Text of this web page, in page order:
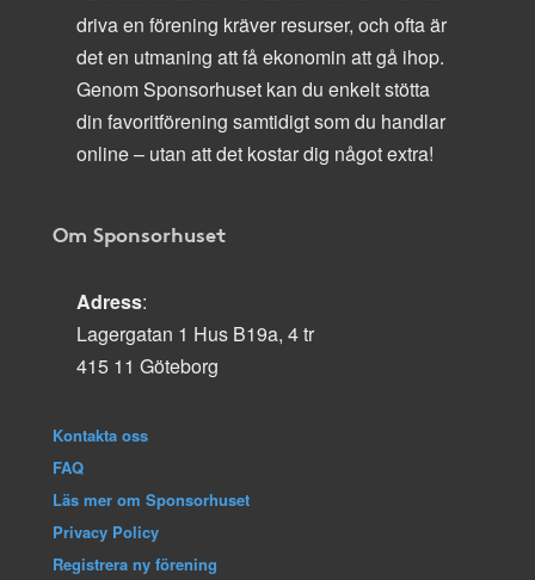
driva en förening kräver resurser, och ofta är
det en utmaning att få ekonomin att gå ihop.
Genom Sponsorhuset kan du enkelt stötta
din favoritförening samtidigt som du handlar
online – utan att det kostar dig något extra!
Om Sponsorhuset
Adress:
Lagergatan 1 Hus B19a, 4 tr
415 11 Göteborg
Kontakta oss
FAQ
Läs mer om Sponsorhuset
Privacy Policy
Registrera ny förening